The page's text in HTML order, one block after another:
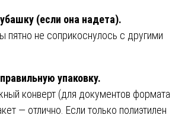
(если она надета).
пятно не соприкоснулось с другими
упаковку.
конверт (для документов формата
— отлично. Если только полиэтилен